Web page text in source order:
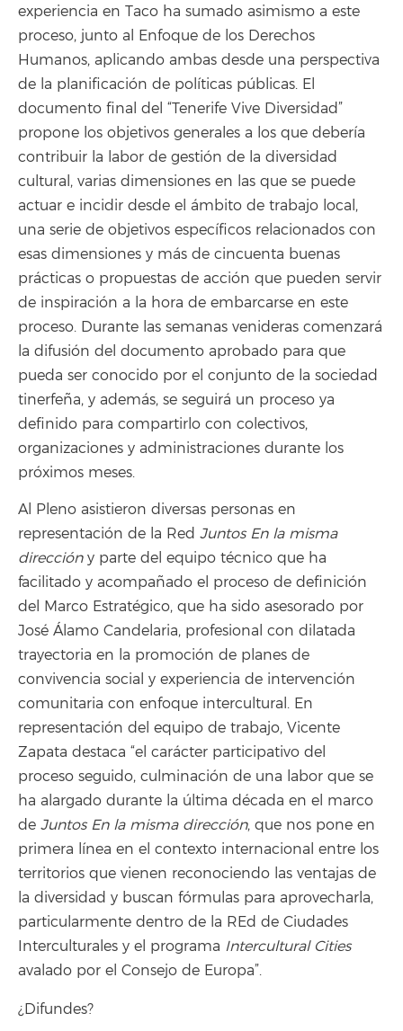
experiencia en Taco ha sumado asimismo a este
proceso, junto al Enfoque de los Derechos
Humanos, aplicando ambas desde una perspectiva
de la planificación de políticas públicas. El
documento final del “Tenerife Vive Diversidad”
propone los objetivos generales a los que debería
contribuir la labor de gestión de la diversidad
cultural, varias dimensiones en las que se puede
actuar e incidir desde el ámbito de trabajo local,
una serie de objetivos específicos relacionados con
esas dimensiones y más de cincuenta buenas
prácticas o propuestas de acción que pueden servir
de inspiración a la hora de embarcarse en este
proceso. Durante las semanas venideras comenzará
la difusión del documento aprobado para que
pueda ser conocido por el conjunto de la sociedad
tinerfeña, y además, se seguirá un proceso ya
definido para compartirlo con colectivos,
organizaciones y administraciones durante los
próximos meses.
Al Pleno asistieron diversas personas en
representación de la Red Juntos En la misma
dirección y parte del equipo técnico que ha
facilitado y acompañado el proceso de definición
del Marco Estratégico, que ha sido asesorado por
José Álamo Candelaria, profesional con dilatada
trayectoria en la promoción de planes de
convivencia social y experiencia de intervención
comunitaria con enfoque intercultural. En
representación del equipo de trabajo, Vicente
Zapata destaca “el carácter participativo del
proceso seguido, culminación de una labor que se
ha alargado durante la última década en el marco
de Juntos En la misma dirección, que nos pone en
primera línea en el contexto internacional entre los
territorios que vienen reconociendo las ventajas de
la diversidad y buscan fórmulas para aprovecharla,
particularmente dentro de la REd de Ciudades
Interculturales y el programa Intercultural Cities
avalado por el Consejo de Europa”.
¿Difundes?